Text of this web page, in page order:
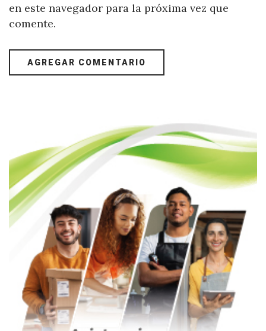
en este navegador para la próxima vez que
comente.